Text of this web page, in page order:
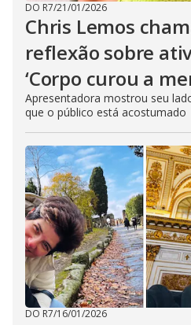
DO R7/21/01/2026
Chris Lemos
reflexão sobre
‘Corpo curou a
Apresentadora mostrou seu
que o público está acostumado
DO R7/16/01/2026